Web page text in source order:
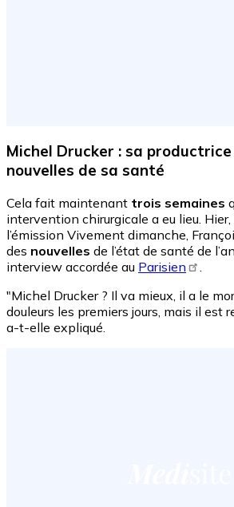
Michel Drucker : sa
nouvelles de sa santé
Cela fait maintenant trois semaines
intervention chirurgicale a eu lieu.
l’émission Vivement dimanche,
des nouvelles de l’état de santé de
interview accordée au Parisien
"Michel Drucker ? Il va mieux, il a le
douleurs les premiers jours, mais il est
a-t-elle expliqué.